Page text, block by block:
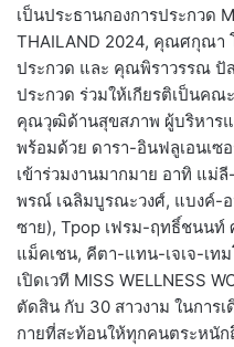
เป็นประธานกองการประกวด
THAILAND 2024, คุณศกุณา
ประกวด และ คุณพิราวรรณ ปั
ประกวด ร่วมให้เกียรติเป็นค
คุณวุฒิด้านสุขสภาพ ผู้บริหารแ
พร้อมด้วย ดารา-อินฟลูเอนเซ
เข้าร่วมงานมากมาย อาทิ แ
พรณ์ เฉลิมบูรณะวงศ์, แบงค์-
ซาย), Tpop เฟรม-ฤทธิ์ชนนท์
แม็คเชน, คีตา-แทน-เจเจ-เท
เปิดเวที MISS WELLNESS
ตัดสิน กับ 30 สาวงาม ในการ
กายที่สะท้อนให้ทุกคนตระหนั